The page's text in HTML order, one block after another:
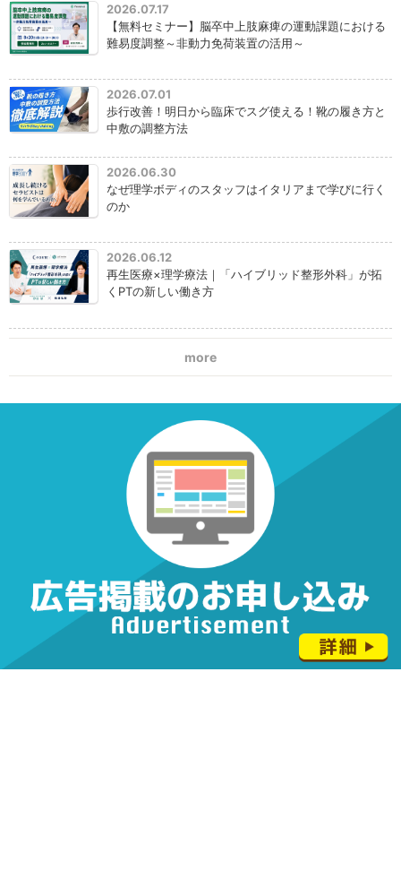
2026.07.17
【無料セミナー】脳卒中上肢麻痺の運動課題における
難易度調整～非動力免荷装置の活用～
2026.07.01
歩行改善！明日から臨床でスグ使える！靴の履き方と
中敷の調整方法
2026.06.30
なぜ理学ボディのスタッフはイタリアまで学びに行く
のか
2026.06.12
再生医療×理学療法｜「ハイブリッド整形外科」が拓
くPTの新しい働き方
more